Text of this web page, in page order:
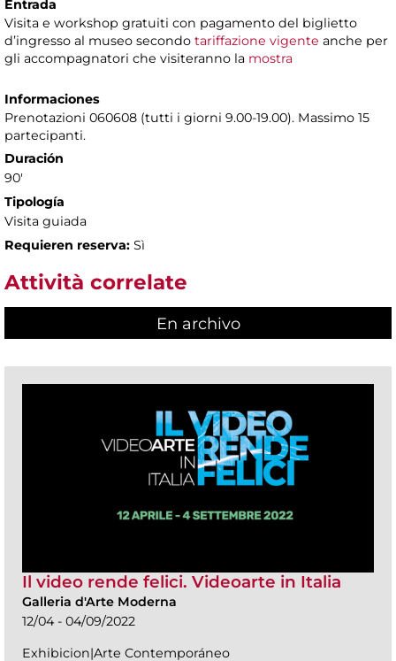
Entrada
Visita e workshop gratuiti con pagamento del biglietto
d’ingresso al museo secondo tariffazione vigente anche per
gli accompagnatori che visiteranno la mostra
Informaciones
Prenotazioni 060608 (tutti i giorni 9.00-19.00). Massimo 15
partecipanti.
Duración
90'
Tipología
Visita guiada
Requieren reserva: Sì
Attività correlate
En archivo
Il video rende felici. Videoarte in Italia
Galleria d'Arte Moderna
12/04 - 04/09/2022
Exhibicion|Arte Contemporáneo